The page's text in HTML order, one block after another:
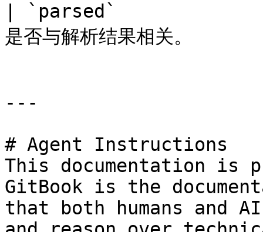
| `parsed`
是否与解析结果相关
---
# Agent Instructions
This documentation is
GitBook is the
that both humans and